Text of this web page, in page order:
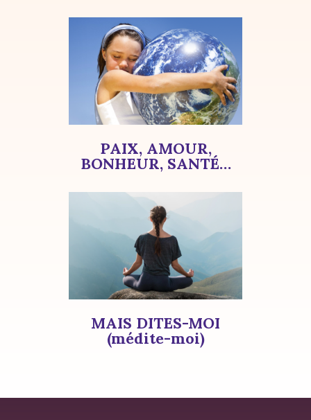
PAIX, AMOUR,
BONHEUR, SANTÉ…
MAIS DITES-MOI
(médite-moi)